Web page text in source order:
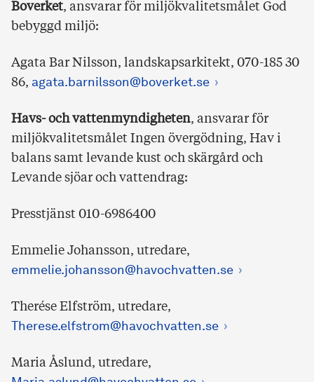
Boverket, ansvarar för miljökvalitetsmålet God
bebyggd miljö:
Agata Bar Nilsson, landskapsarkitekt, 070-185 30
86, agata.barnilsson@boverket.se
Havs- och vattenmyndigheten, ansvarar för
miljökvalitetsmålet Ingen övergödning, Hav i
balans samt levande kust och skärgård och
Levande sjöar och vattendrag:
Presstjänst 010-6986400
Emmelie Johansson, utredare,
emmelie.johansson@havochvatten.se
Therése Elfström, utredare,
Therese.elfstrom@havochvatten.se
Maria Åslund, utredare,